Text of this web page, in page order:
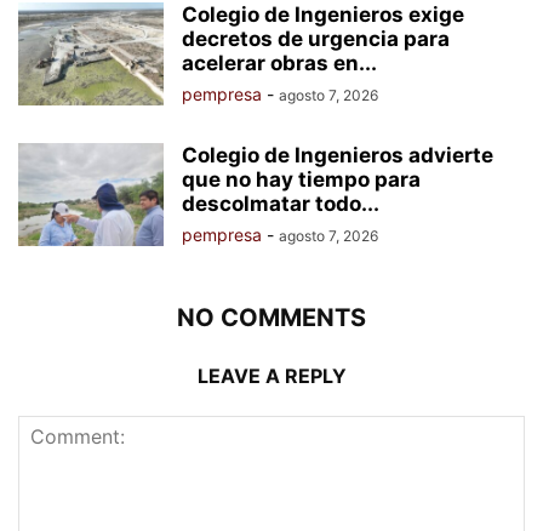
Colegio de Ingenieros exige
decretos de urgencia para
acelerar obras en...
pempresa - agosto 7, 2026
Colegio de Ingenieros advierte
que no hay tiempo para
descolmatar todo...
pempresa - agosto 7, 2026
NO COMMENTS
LEAVE A REPLY